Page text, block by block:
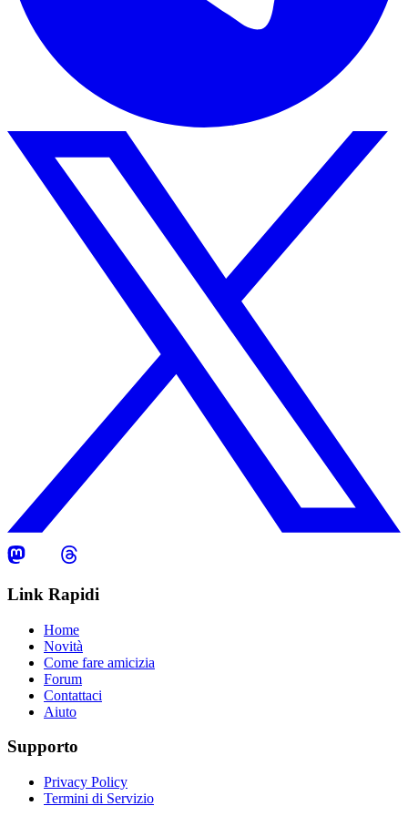
Link Rapidi
Home
Novità
Come fare amicizia
Forum
Contattaci
Aiuto
Supporto
Privacy Policy
Termini di Servizio